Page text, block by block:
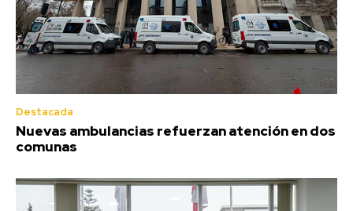
Destacada
Nuevas ambulancias refuerzan atención en dos
comunas